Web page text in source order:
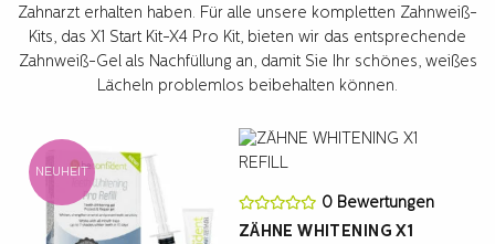
Zahnarzt erhalten haben. Für alle unsere kompletten Zahnweiß-
Kits, das X1 Start Kit-X4 Pro Kit, bieten wir das entsprechende
Zahnweiß-Gel als Nachfüllung an, damit Sie Ihr schönes, weißes
Lächeln problemlos beibehalten können.
NEUHEIT
0 Bewertungen
ZÄHNE WHITENING X1